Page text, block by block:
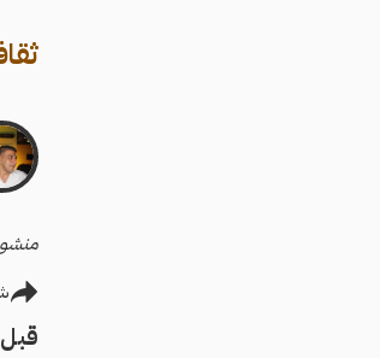
منشور